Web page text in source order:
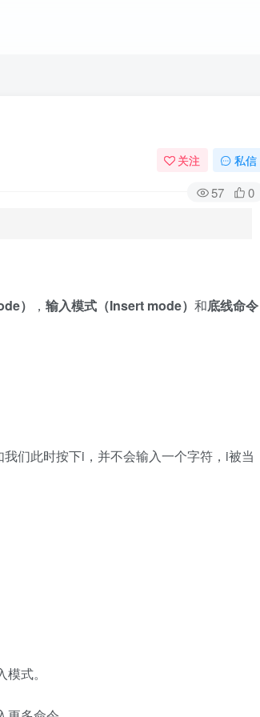
关注 私信
57
0
） ， 输入模式（Insert mode） 和底线命令
们此时按下i，并不会输入一个字符，i被当
式。